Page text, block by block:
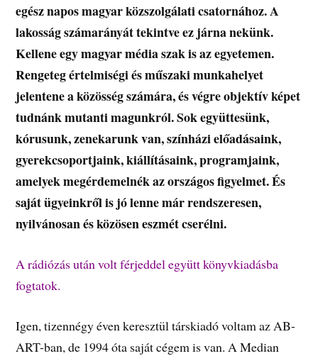
egész napos magyar közszolgálati csatornához. A
lakosság számarányát tekintve ez járna nekünk.
Kellene egy magyar média szak is az egyetemen.
Rengeteg értelmiségi és műszaki munkahelyet
jelentene a közösség számára, és végre objektív képet
tudnánk mutanti magunkról. Sok együttesünk,
kórusunk, zenekarunk van, színházi előadásaink,
gyerekcsoportjaink, kiállításaink, programjaink,
amelyek megérdemelnék az országos figyelmet. És
saját ügyeinkről is jó lenne már rendszeresen,
nyilvánosan és közösen eszmét cserélni.
A rádiózás után volt férjeddel együtt könyvkiadásba
fogtatok.
Igen, tizennégy éven keresztül társkiadó voltam az AB-
ART-ban, de 1994 óta saját cégem is van. A Median